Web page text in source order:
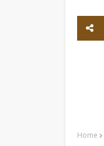
Home